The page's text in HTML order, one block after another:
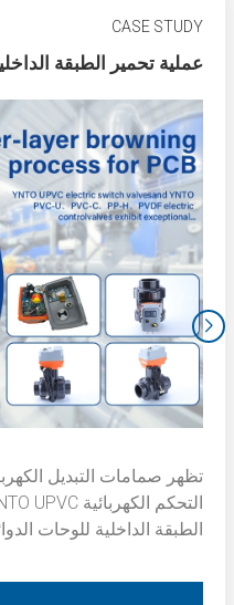
CASE STUDY
عملية تحمير الطبقة